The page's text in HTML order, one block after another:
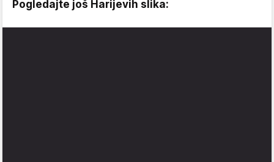
Pogledajte još Harijevih slika: